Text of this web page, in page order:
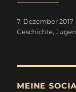
Veröffentlicht
am
7. Dezember 2017
Geschichte,
MEINE